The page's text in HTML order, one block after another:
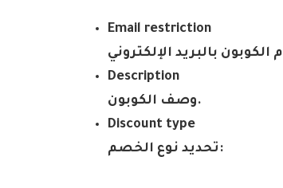
Email restriction
بالبريد الإلكتروني
Description
وصف الكوبون.
Discount type
تحديد نوع الخصم :